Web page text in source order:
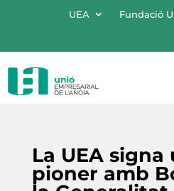
UEA Fundació
La UEA
pioner amb